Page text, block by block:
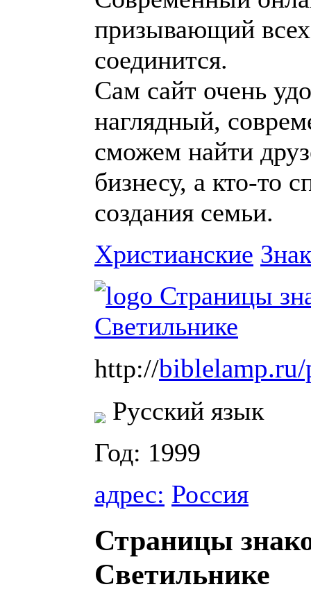
призывающий
соединится.
Сам сайт очень
наглядный,
сможем найти
бизнесу, а кто-то
создания семьи.
Христианские
http://
Русский язык
Год: 1999
адрес: Россия
Страницы
Светильнике